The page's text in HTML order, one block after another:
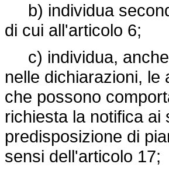
b) individua
di cui all'articolo 6;
c) individua, anche
nelle dichiarazioni, le
che possono
richiesta la notifica
predisposizione di
sensi dell'articolo 17;